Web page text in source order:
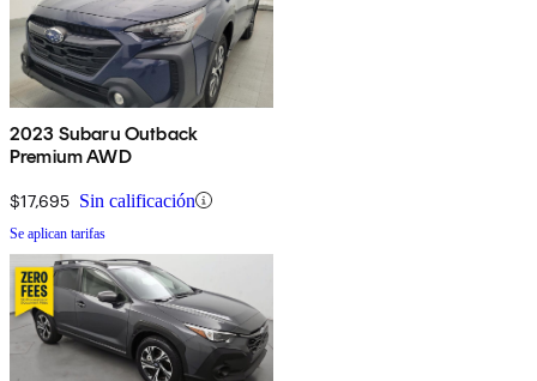
2023 Subaru Outback
Premium AWD
$17,695 Sin calificación
Se aplican tarifas